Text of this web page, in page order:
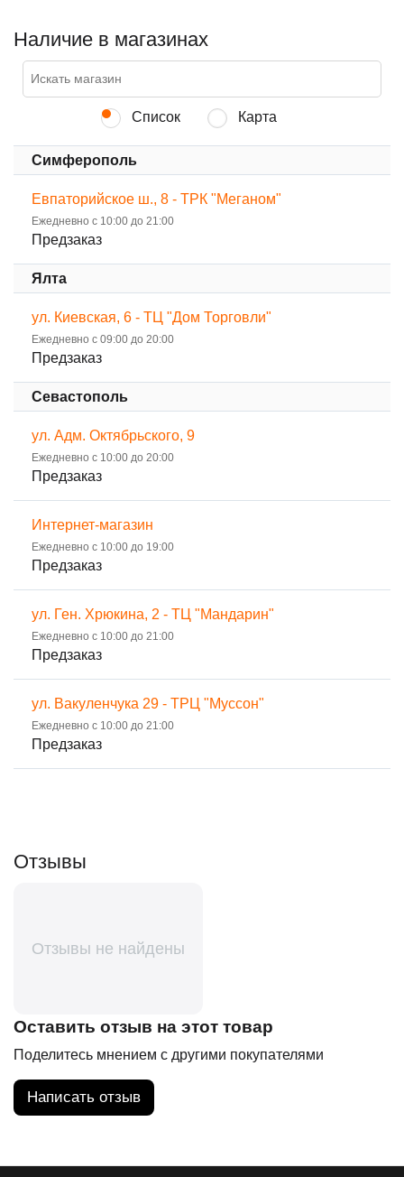
Наличие в магазинах
Список Карта
Симферополь
Евпаторийское ш., 8 - ТРК "Меганом"
Ежедневно с 10:00 до 21:00
Предзаказ
Ялта
ул. Киевская, 6 - ТЦ "Дом Торговли"
Ежедневно с 09:00 до 20:00
Предзаказ
Севастополь
ул. Адм. Октябрьского, 9
Ежедневно с 10:00 до 20:00
Предзаказ
Интернет-магазин
Ежедневно с 10:00 до 19:00
Предзаказ
ул. Ген. Хрюкина, 2 - ТЦ "Мандарин"
Ежедневно с 10:00 до 21:00
Предзаказ
ул. Вакуленчука 29 - ТРЦ "Муссон"
Ежедневно с 10:00 до 21:00
Предзаказ
Отзывы
Отзывы не найдены
Оставить отзыв на этот товар
Поделитесь мнением с другими покупателями
Написать отзыв